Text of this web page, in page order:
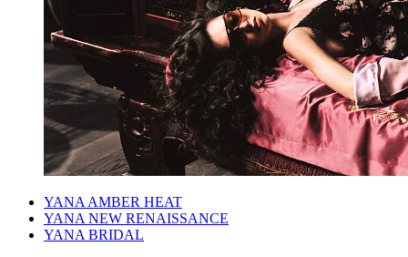
YANA AMBER HEAT
YANA NEW RENAISSANCE
YANA BRIDAL